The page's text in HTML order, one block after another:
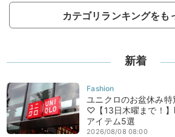
カテゴリランキングをも
新着
ユニクロのお盆休み
♡【13日木曜まで！
アイテム5選
2026/08/08 08:00